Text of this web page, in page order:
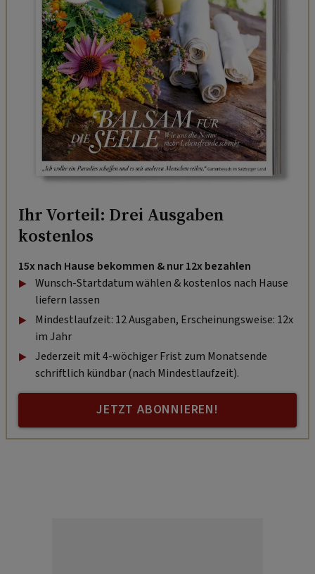
Ihr Vorteil: Drei Ausgaben
kostenlos
15x nach Hause bekommen & nur 12x bezahlen
Wunsch-Startdatum wählen & kostenlos nach Hause
liefern lassen
Mindestlaufzeit: 12 Ausgaben, Erscheinungsweise: 12x
im Jahr
Jederzeit mit 4-wöchiger Frist zum Monatsende
schriftlich kündbar (nach Mindestlaufzeit).
JETZT ABONNIEREN!